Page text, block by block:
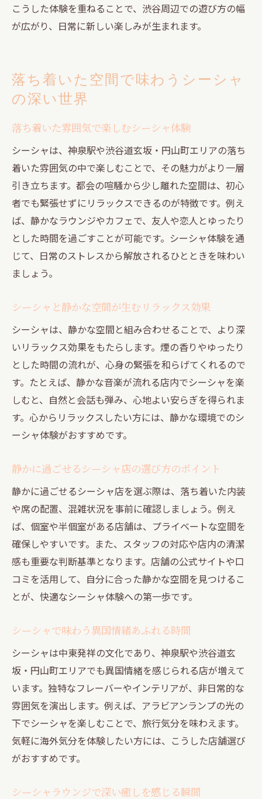
こうした体験を重ねることで、渋谷周辺での遊び方の幅
が広がり、日常に新しい楽しみが生まれます。
落ち着いた空間で味わうシーシャ
の深い世界
落ち着いた雰囲気で楽しむシーシャ体験
シーシャは、神泉駅や渋谷道玄坂・円山町エリアの落ち
着いた雰囲気の中で楽しむことで、その魅力がより一層
引き立ちます。都会の喧騒から少し離れた空間は、初心
者でも緊張せずにリラックスできるのが特徴です。例え
ば、静かなラウンジやカフェで、友人や恋人とゆったり
とした時間を過ごすことが可能です。シーシャ体験を通
じて、日常のストレスから解放されるひとときを味わい
ましょう。
シーシャと静かな空間が生むリラックス効果
シーシャは、静かな空間と組み合わせることで、より深
いリラックス効果をもたらします。煙の香りやゆったり
とした時間の流れが、心身の緊張を和らげてくれるので
す。たとえば、静かな音楽が流れる店内でシーシャを楽
しむと、自然と会話も弾み、心地よい安らぎを得られま
す。心からリラックスしたい方には、静かな環境でのシ
ーシャ体験がおすすめです。
静かに過ごせるシーシャ店の選び方のポイント
静かに過ごせるシーシャ店を選ぶ際は、落ち着いた内装
や席の配置、混雑状況を事前に確認しましょう。例え
ば、個室や半個室がある店舗は、プライベートな空間を
確保しやすいです。また、スタッフの対応や店内の清潔
感も重要な判断基準となります。店舗の公式サイトや口
コミを活用して、自分に合った静かな空間を見つけるこ
とが、快適なシーシャ体験への第一歩です。
シーシャで味わう異国情緒あふれる時間
シーシャは中東発祥の文化であり、神泉駅や渋谷道玄
坂・円山町エリアでも異国情緒を感じられる店が増えて
います。独特なフレーバーやインテリアが、非日常的な
雰囲気を演出します。例えば、アラビアンランプの光の
下でシーシャを楽しむことで、旅行気分を味わえます。
気軽に海外気分を体験したい方には、こうした店舗選び
がおすすめです。
シーシャラウンジで深い癒しを感じる瞬間